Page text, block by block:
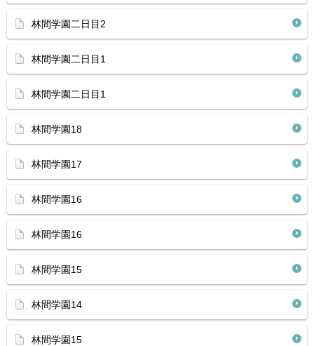
林間学園二日目2
林間学園二日目1
林間学園二日目1
林間学園18
林間学園17
林間学園16
林間学園16
林間学園15
林間学園14
林間学園15